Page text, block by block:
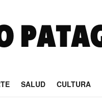
SALUD CULTURA